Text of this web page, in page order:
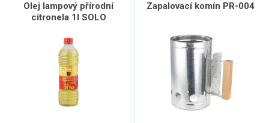
Olej lampový přírodní
citronela 1l SOLO
Zapalovací komín PR-004